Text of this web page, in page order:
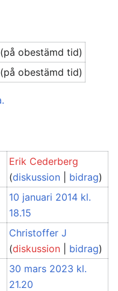
obestämd tid)
obestämd tid)
Erik Cederberg
(diskussion bidrag)
10 januari 2014 kl.
18.15
Christoffer J
(diskussion bidrag)
30 mars 2023 kl.
21.20